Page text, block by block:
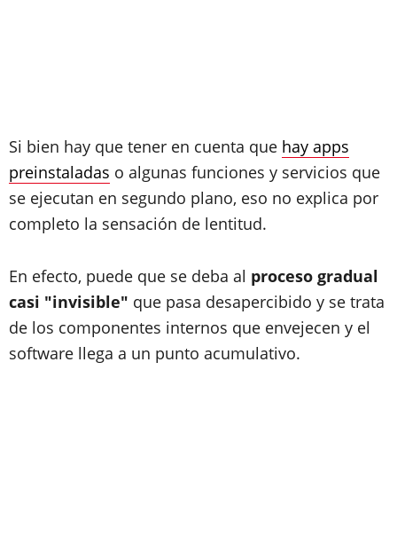
Si bien hay que tener en cuenta que hay apps
preinstaladas o algunas funciones y servicios que
se ejecutan en segundo plano, eso no explica por
completo la sensación de lentitud.
En efecto, puede que se deba al proceso gradual
casi "invisible" que pasa desapercibido y se trata
de los componentes internos que envejecen y el
software llega a un punto acumulativo.